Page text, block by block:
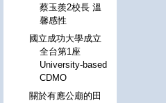
蔡玉羨2校長 溫
馨感性
國立成功大學成立
全台第1座
University-based
CDMO
關於有應公廟的田